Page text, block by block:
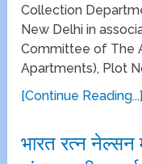
Collection
New Delhi in
Committee of The
Apartments), Plot
[Continue Reading...]
भारत रत्न